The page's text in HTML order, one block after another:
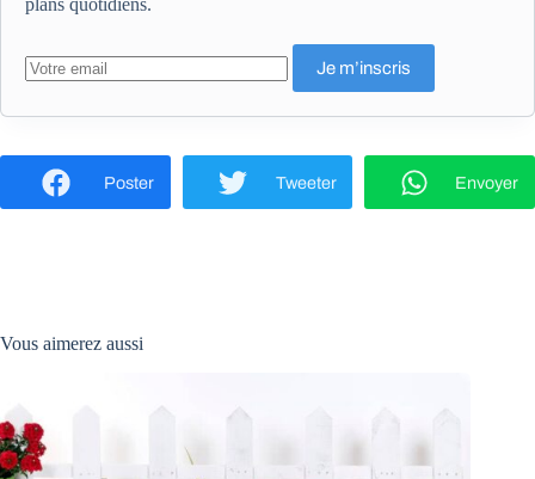
Poster Tweeter Envoyer
Vous aimerez aussi